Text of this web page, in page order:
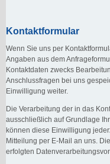
Kontaktformular
Wenn Sie uns per
Angaben aus dem
Kontaktdaten zwecks
Anschlussfragen bei uns
Einwilligung weiter.
Die Verarbeitung der in das
ausschließlich auf Grundlage
können diese Einwilligung
Mitteilung per E-Mail an uns.
erfolgten